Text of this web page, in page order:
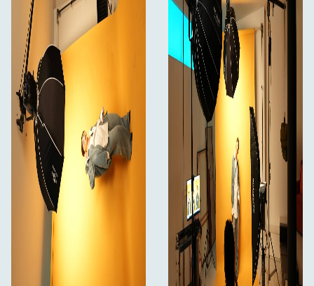
V režimu vypnuto je maximální výkon 8 %.
Flexibilní napájení
Model FC-500C podporuje vstup
stejnosměrného napětí 48 V a může být napájen buď
přiloženým napájecím adaptérem, nebo externími
bateriemi (prodávají se samostatně). Při použití s
ovladačem FC PowerController (prodává se samostatně)
může být FC-500C napájen jednou nebo dvěma
bateriemi 14,4-14,8 V/26 V, což poskytuje volnost
pohybu bez omezení plynoucích z potřeby střídavého
napájení. Toto nastavení také zajišťuje, že osvětlení
zůstane v provozu i ve venkovním prostředí nebo v
jiných prostředích bez přístupu k elektrické síti.
Předměty, které jsou součástí dodávky
FC-500C x 1